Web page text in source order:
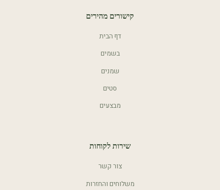
קישורים מהירים
דף הבית
בשמים
שמנים
סטים
מבצעים
שירות לקוחות
צור קשר
משלוחים והחזרות